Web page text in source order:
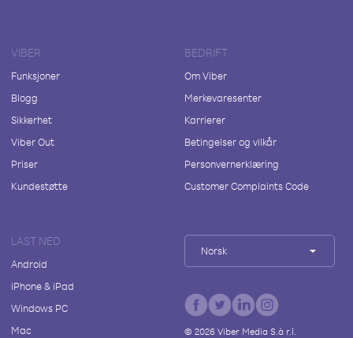
VIBER
Funksjoner
Blogg
Sikkerhet
Viber Out
Priser
Kundestøtte
BEDRIFT
Om Viber
Merkevaresenter
Karrierer
Betingelser og vilkår
Personvernerklæring
Customer Complaints Code
LAST NED
Android
iPhone & iPad
Windows PC
Mac
Norsk
© 2026Viber Media S.à r.l.